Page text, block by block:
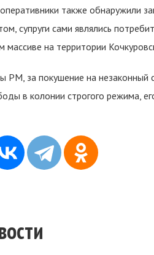
также обнаружили
супруги сами являлись
массиве на территории
РМ, за покушение на незаконный
в колонии строгого режима,